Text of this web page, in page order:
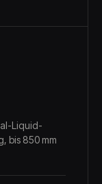
Liquid-
bis 850 mm